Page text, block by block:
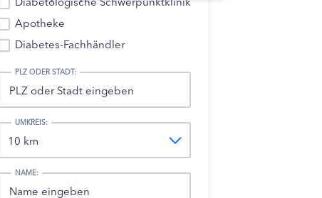
Apotheke
Diabetes-Fachhändler
PLZ ODER STADT:
UMKREIS:
NAME: